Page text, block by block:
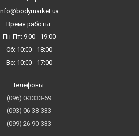
Время работы:
Пн-Пт: 9:00 - 19:00
Сб: 10:00 - 18:00
Вс: 10:00 - 17:00
Телефоны:
(096) 0-3333-69
(093) 06-38-333
(099) 26-90-333